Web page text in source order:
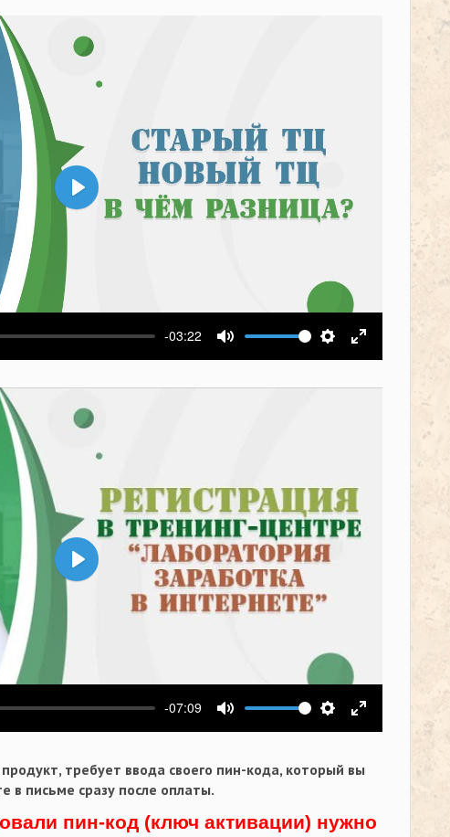
-03:22
Выключить звукНастройки
На весь экран
Воспроизвести
-07:09
Выключить звукНастройки
На весь экран
Воспроизвести
требует ввода своего пин-кода, который вы
в письме сразу после оплаты.
пин-код (ключ активации) нужно